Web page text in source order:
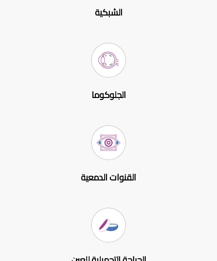
الشبكية
الجلوكوما
القنوات الدمعية